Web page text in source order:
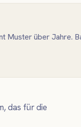
Muster über Jahre.
das für die